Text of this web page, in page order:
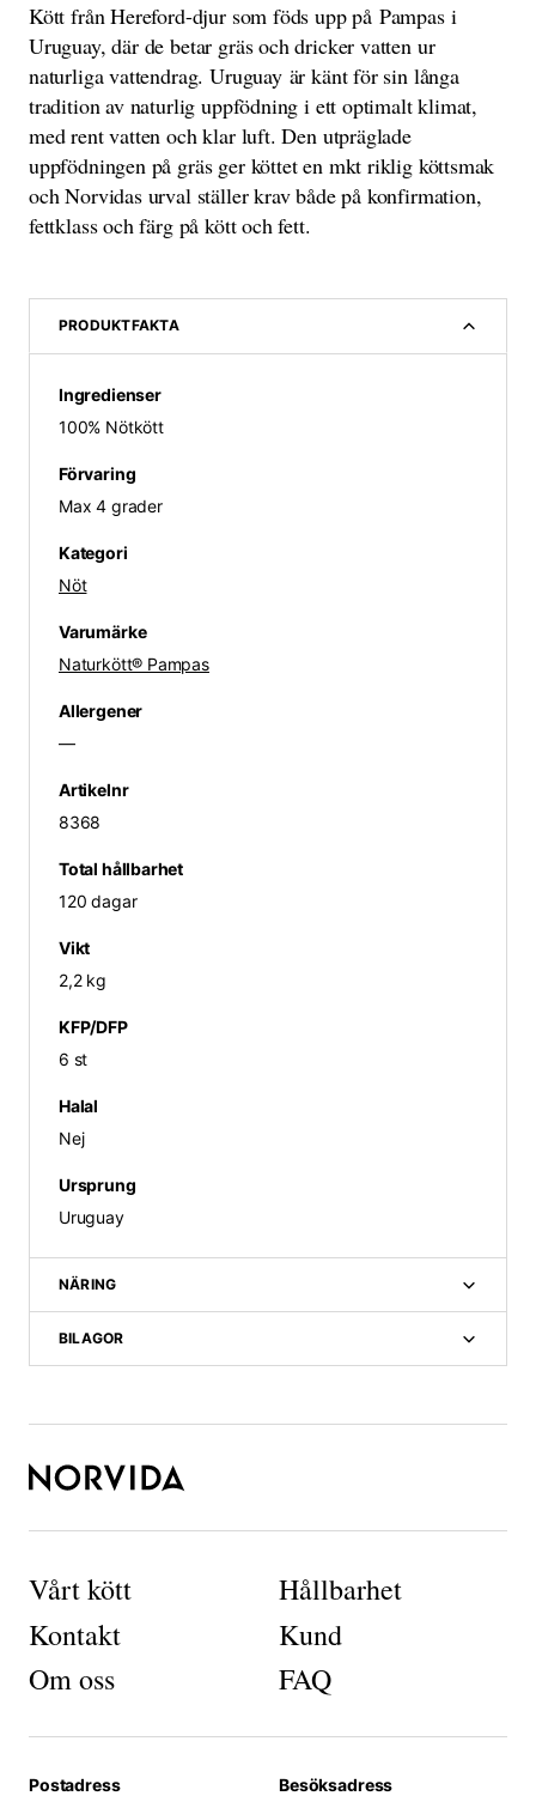
Kött från Hereford-djur som föds upp på Pampas i
Uruguay, där de betar gräs och dricker vatten ur
naturliga vattendrag. Uruguay är känt för sin långa
tradition av naturlig uppfödning i ett optimalt klimat,
med rent vatten och klar luft. Den utpräglade
uppfödningen på gräs ger köttet en mkt riklig köttsmak
och Norvidas urval ställer krav både på konfirmation,
fettklass och färg på kött och fett.
PRODUKTFAKTA
Ingredienser
100% Nötkött
Förvaring
Max 4 grader
Kategori
Nöt
Varumärke
Naturkött® Pampas
Allergener
—
Artikelnr
8368
Total hållbarhet
120 dagar
Vikt
2,2 kg
KFP/DFP
6 st
Halal
Nej
Ursprung
Uruguay
NÄRING
BILAGOR
Vårt kött
Hållbarhet
Kontakt
Kund
Om oss
FAQ
Postadress Besöksadress
N
d
d